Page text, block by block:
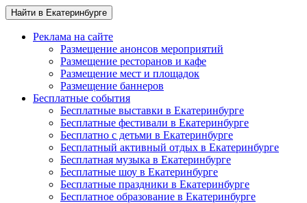
Найти в Екатеринбурге
Реклама на сайте
Размещение анонсов мероприятий
Размещение ресторанов и кафе
Размещение мест и площадок
Размещение баннеров
Бесплатные события
Бесплатные выставки в Екатеринбурге
Бесплатные фестивали в Екатеринбурге
Бесплатно с детьми в Екатеринбурге
Бесплатный активный отдых в Екатеринбурге
Бесплатная музыка в Екатеринбурге
Бесплатные шоу в Екатеринбурге
Бесплатные праздники в Екатеринбурге
Бесплатное образование в Екатеринбурге